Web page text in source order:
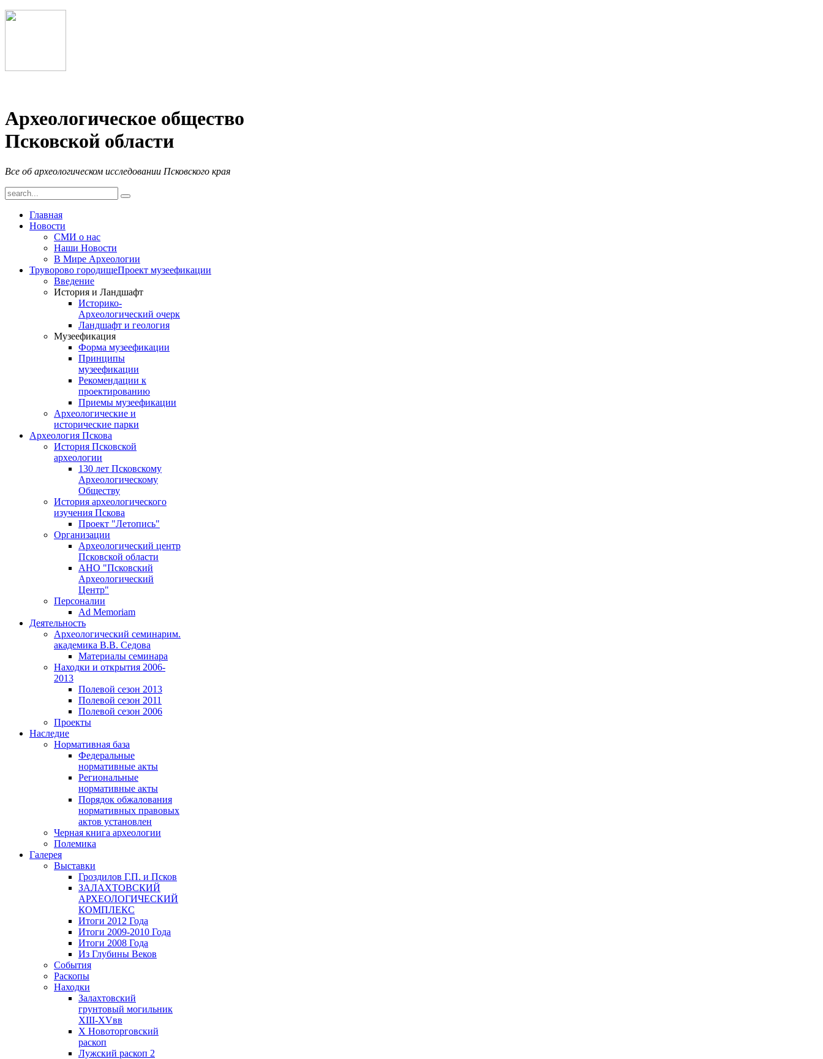
Археологическое общество
Псковской области
Все об археологическом исследовании Псковского края
Главная
Новости
СМИ о нас
Наши Новости
В Мире Археологии
Труворово городищеПроект музеефикации
Введение
История и Ландшафт
Историко-
Археологический очерк
Ландшафт и геология
Музеефикация
Форма музеефикации
Принципы
музеефикации
Рекомендации к
проектированию
Приемы музеефикации
Археологические и
исторические парки
Археология Пскова
История Псковской
археологии
130 лет Псковскому
Археологическому
Обществу
История археологического
изучения Пскова
Проект "Летопись"
Организации
Археологический центр
Псковской области
АНО "Псковский
Археологический
Центр"
Персоналии
Ad Memoriam
Деятельность
Археологический семинарим.
академика В.В. Седова
Материалы семинара
Находки и открытия 2006-
2013
Полевой сезон 2013
Полевой сезон 2011
Полевой сезон 2006
Проекты
Наследие
Нормативная база
Федеральные
нормативные акты
Региональные
нормативные акты
Порядок обжалования
нормативных правовых
актов установлен
Черная книга археологии
Полемика
Галерея
Выставки
Гроздилов Г.П. и Псков
ЗАЛАХТОВСКИЙ
АРХЕОЛОГИЧЕСКИЙ
КОМПЛЕКС
Итоги 2012 Года
Итоги 2009-2010 Года
Итоги 2008 Года
Из Глубины Веков
События
Раскопы
Находки
Залахтовский
грунтовый могильник
XIII-XVвв
X Новоторговский
раскоп
Лужский раскоп 2